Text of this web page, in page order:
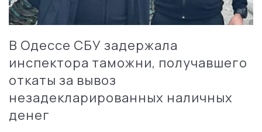
В Одессе СБУ задержала
инспектора таможни, получавшего
откаты за вывоз
незадекларированных наличных
денег